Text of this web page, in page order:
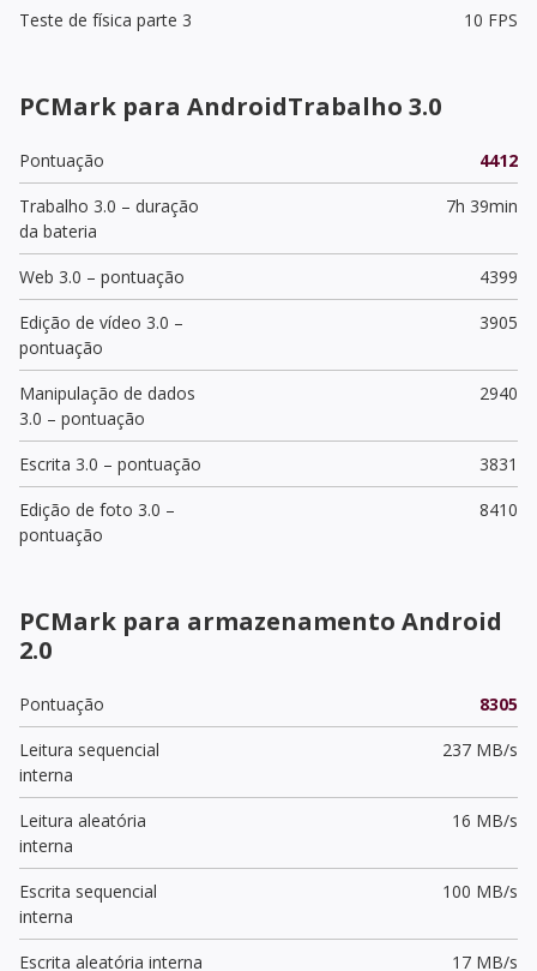
Teste de física parte 3 10 FPS
PCMark para AndroidTrabalho 3.0
Pontuação
4412
Trabalho 3.0 – duração
da bateria
7h 39min
Web 3.0 – pontuação
4399
Edição de vídeo 3.0 –
pontuação
3905
Manipulação de dados
3.0 – pontuação
2940
Escrita 3.0 – pontuação
3831
Edição de foto 3.0 –
pontuação
8410
PCMark para armazenamento Android
2.0
Pontuação
8305
Leitura sequencial
interna
237 MB/s
Leitura aleatória
interna
16 MB/s
Escrita sequencial
interna
100 MB/s
Escrita aleatória interna
17 MB/s